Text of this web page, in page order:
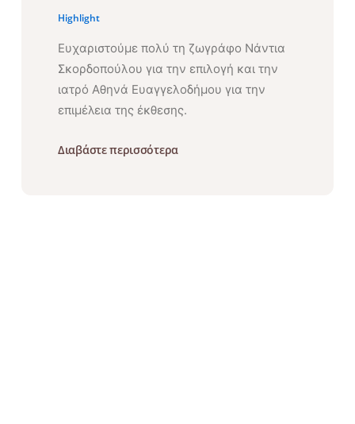
Highlight
Ευχαριστούμε πολύ τη ζωγράφο Νάντια
Σκορδοπούλου για την επιλογή και την
ιατρό Αθηνά Ευαγγελοδήμου για την
επιμέλεια της έκθεσης.
Διαβάστε περισσότερα